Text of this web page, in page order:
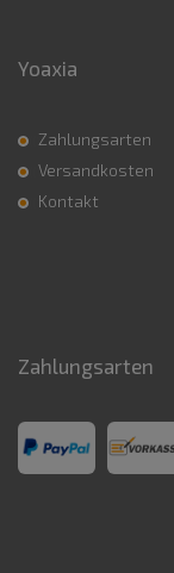
Yoaxia
Zahlungsarten
Versandkosten
Kontakt
Zahlungsarten